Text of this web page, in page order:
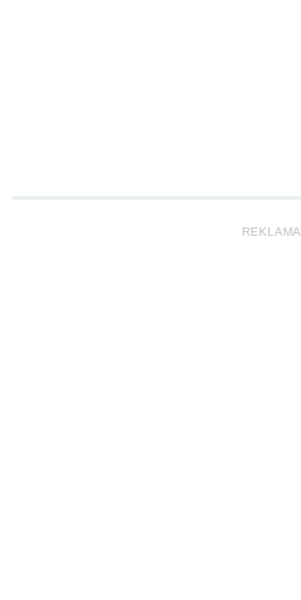
REKLAMA